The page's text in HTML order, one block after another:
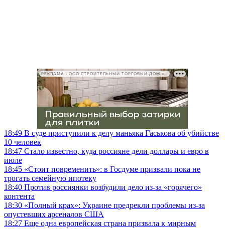
18:49 В суде приступили к делу маньяка Гаськова об убийстве
10 человек
18:47 Стало известно, куда россияне дели доллары и евро в
июле
18:45 «Стоит повременить»: в Госдуме призвали пока не
трогать семейную ипотеку
18:40 Против россиянки возбудили дело из-за «горячего»
контента
18:30 «Полный крах»: Украине предрекли проблемы из-за
опустевших арсеналов США
18:27 Еще одна европейская страна призвала к мирным